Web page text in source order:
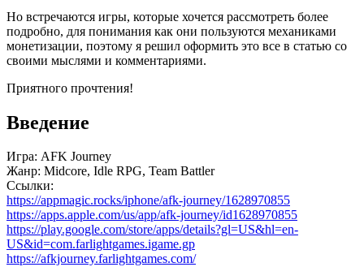
Но встречаются игры, которые хочется рассмотреть более
подробно, для понимания как они пользуются механиками
монетизации, поэтому я решил оформить это все в статью со
своими мыслями и комментариями.
Приятного прочтения!
Введение
Игра: AFK Journey
Жанр: Midcore, Idle RPG, Team Battler
Ссылки:
https://appmagic.rocks/iphone/afk-journey/1628970855
https://apps.apple.com/us/app/afk-journey/id1628970855
https://play.google.com/store/apps/details?gl=US&hl=en-
US&id=com.farlightgames.igame.gp
https://afkjourney.farlightgames.com/